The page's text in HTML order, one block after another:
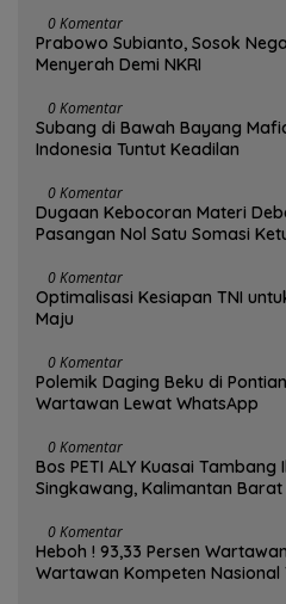
0 Komentar
Prabowo Subianto, Sosok
Menyerah Demi NKRI
0 Komentar
Subang di Bawah Bayang
Indonesia Tuntut Keadilan
0 Komentar
Dugaan Kebocoran Materi
Pasangan Nol Satu Somasi
0 Komentar
Optimalisasi Kesiapan TNI
Maju
0 Komentar
Polemik Daging Beku di
Wartawan Lewat WhatsApp
0 Komentar
Bos PETI ALY Kuasai
Singkawang, Kalimantan Barat
0 Komentar
Heboh ! 93,33 Persen
Wartawan Kompeten Nasional